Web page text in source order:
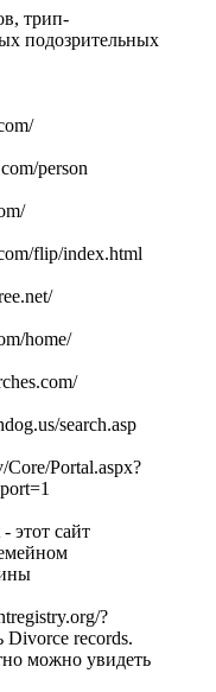
трип-
подозрительных
person
flip/index.html
home/
search.asp
Portal.aspx?
этот сайт
?
Divorce records.
можно увидеть